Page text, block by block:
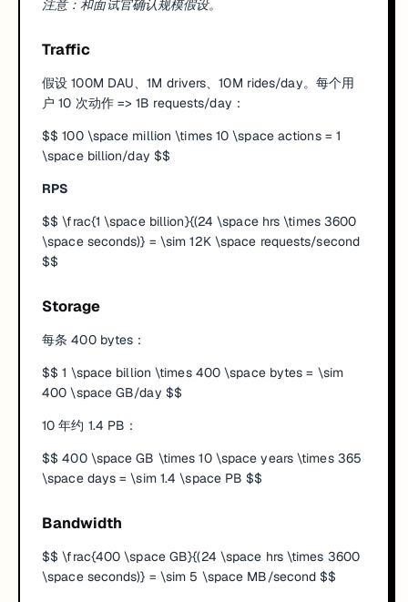
注意：和面试官确认规模假设。
Traffic
假设 100M DAU、1M drivers、10M rides/day。每个用
户 10 次动作 => 1B requests/day：
$$ 100 \space million \times 10 \space actions = 1
\space billion/day $$
RPS
$$ \frac{1 \space billion}{(24 \space hrs \times 3600
\space seconds)} = \sim 12K \space requests/second
$$
Storage
每条 400 bytes：
$$ 1 \space billion \times 400 \space bytes = \sim
400 \space GB/day $$
10 年约 1.4 PB：
$$ 400 \space GB \times 10 \space years \times 365
\space days = \sim 1.4 \space PB $$
Bandwidth
$$ \frac{400 \space GB}{(24 \space hrs \times 3600
\space seconds)} = \sim 5 \space MB/second $$